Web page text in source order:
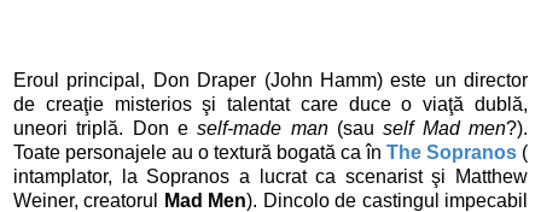
Eroul principal, Don Draper (John Hamm) este un director
de creaţie misterios şi talentat care duce o viaţă dublă,
uneori triplă. Don eself-made man(sauself Mad men?).
Toate personajele au o textură bogată ca în The Sopranos (
intamplator, la Sopranos a lucrat ca scenarist şi Matthew
Weiner, creatorul
Mad Men). Dincolo de castingul impecabil